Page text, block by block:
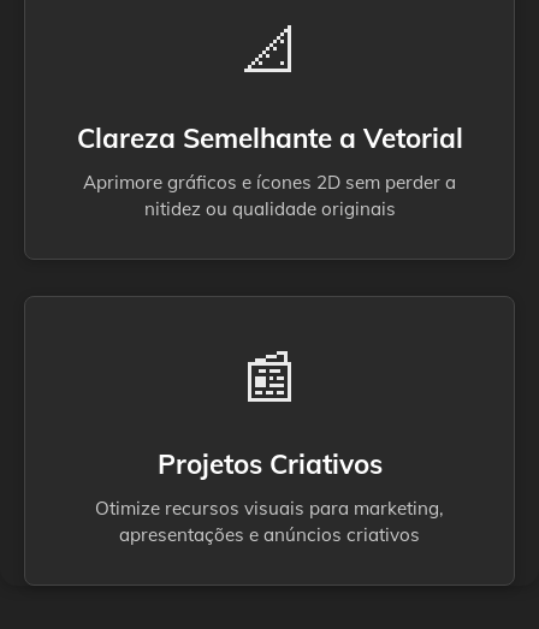
📐
Clareza Semelhante a Vetorial
Aprimore gráficos e ícones 2D sem perder a
nitidez ou qualidade originais
📰
Projetos Criativos
Otimize recursos visuais para marketing,
apresentações e anúncios criativos